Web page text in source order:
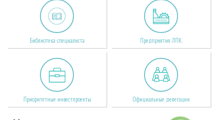
Библиотека специалиста Предприятия ЛПК
Приоритетные инвестпроекты Официальные делегации